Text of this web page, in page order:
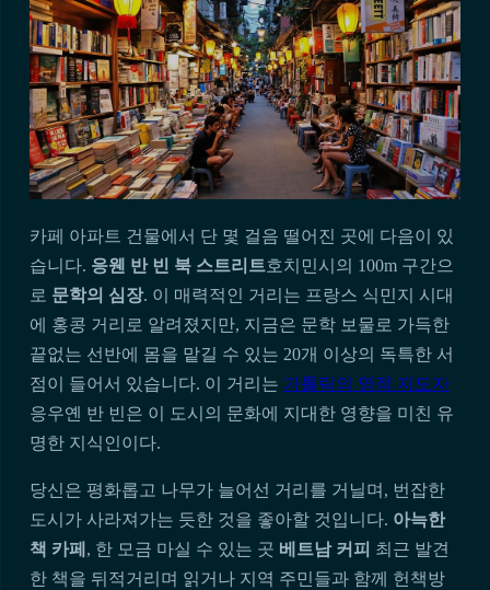
카페 아파트 건물에서 단 몇 걸음 떨어진 곳에 다음이 있
습니다. 응웬 반 빈 북 스트리트호치민시의 100m 구간으
로 문학의 심장. 이 매력적인 거리는 프랑스 식민지 시대
에 홍콩 거리로 알려졌지만, 지금은 문학 보물로 가득한
끝없는 선반에 몸을 맡길 수 있는 20개 이상의 독특한 서
점이 들어서 있습니다. 이 거리는 가톨릭의 영적 지도자
응우옌 반 빈은 이 도시의 문화에 지대한 영향을 미친 유
명한 지식인이다.
당신은 평화롭고 나무가 늘어선 거리를 거닐며, 번잡한
도시가 사라져가는 듯한 것을 좋아할 것입니다. 아늑한
책 카페 , 한 모금 마실 수 있는 곳 베트남 커피 최근 발견
한 책을 뒤적거리며 읽거나 지역 주민들과 함께 헌책방